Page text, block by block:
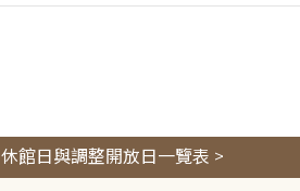
休館日與調整開放日一覽表 >